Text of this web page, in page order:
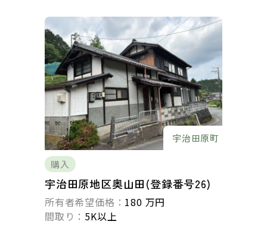
宇治田原町
購入
宇治田原地区奥山田(登録番号26)
所有者希望価格： 180 万円
間取り： 5K以上